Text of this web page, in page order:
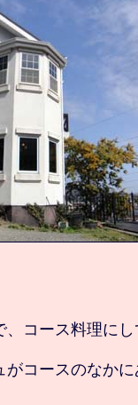
コース料理にし
がコースのなか